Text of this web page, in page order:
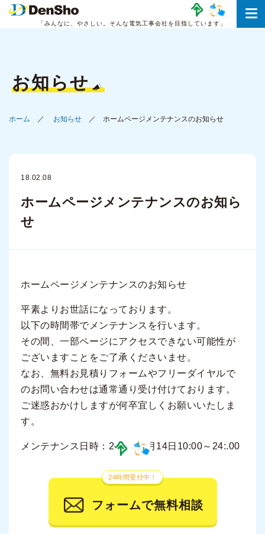
「みんなに、やさしい。 そんな電気工事会社を目指しています」
お知らせ
ホーム お知らせ ホームページメンテナンスのお知らせ
18.02.08
ホームページメンテナンスのお知ら
せ
ホームページメンテナンスのお知らせ
平素よりお世話になっております。
以下の時間帯でメンテナンスを行います。
その間、一部ページにアクセスできない可能性が
ございますことをご了承くださいませ。
なお、無料お見積りフォームやフリーダイヤルで
のお問い合わせは通常通り受け付けております。
ご迷惑おかけしますが何卒宜しくお願いいたしま
す。
メンテナンス日時：2018年2月14日10:00～24:.00
24時間受付中！
フォームで無料相談